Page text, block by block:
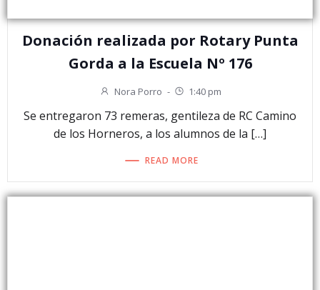
Donación realizada por Rotary Punta
Gorda a la Escuela Nº 176
Nora Porro - 1:40 pm
Se entregaron 73 remeras, gentileza de RC Camino
de los Horneros, a los alumnos de la […]
READ MORE